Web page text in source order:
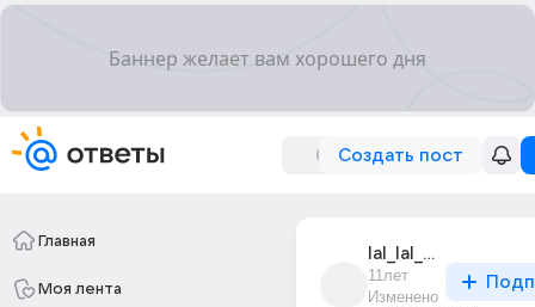
Создать пост
Главная
Моя лента
lal_lal_716
11лет
Изменено